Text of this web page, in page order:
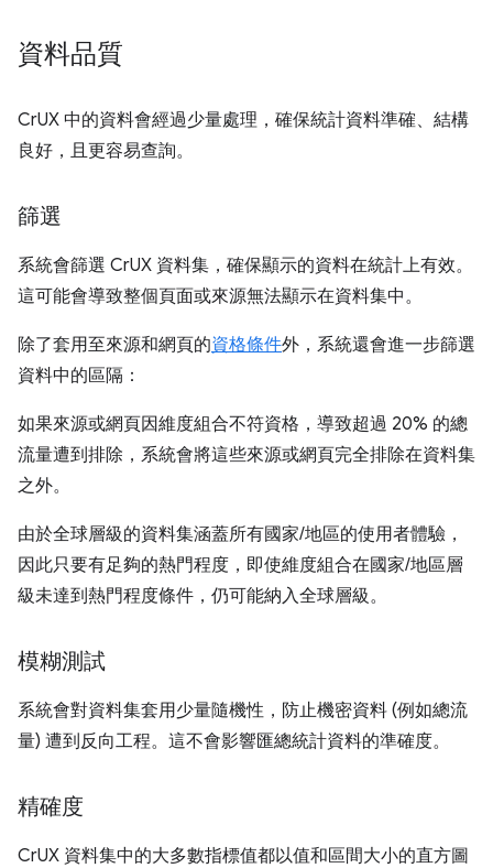
資料品質
CrUX 中的資料會經過少量處理，確保統計資料準確、結構
良好，且更容易查詢。
篩選
系統會篩選 CrUX 資料集，確保顯示的資料在統計上有效。
這可能會導致整個頁面或來源無法顯示在資料集中。
除了套用至來源和網頁的資格條件外，系統還會進一步篩選
資料中的區隔：
如果來源或網頁因維度組合不符資格，導致超過 20% 的總
流量遭到排除，系統會將這些來源或網頁完全排除在資料集
之外。
由於全球層級的資料集涵蓋所有國家/地區的使用者體驗，
因此只要有足夠的熱門程度，即使維度組合在國家/地區層
級未達到熱門程度條件，仍可能納入全球層級。
模糊測試
系統會對資料集套用少量隨機性，防止機密資料 (例如總流
量) 遭到反向工程。這不會影響匯總統計資料的準確度。
精確度
CrUX 資料集中的大多數指標值都以值和區間大小的直方圖